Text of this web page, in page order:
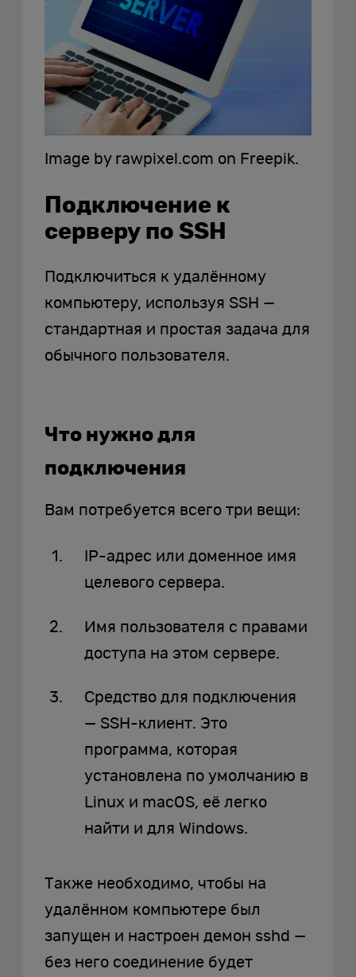
Image by rawpixel.com on Freepik.
Подключение к
серверу по SSH
Подключиться к удалённому
компьютеру, используя SSH —
стандартная и простая задача для
обычного пользователя.
Что нужно для
подключения
Вам потребуется всего три вещи:
IP-адрес или доменное имя
целевого сервера.
Имя пользователя с правами
доступа на этом сервере.
Средство для подключения
— SSH-клиент. Это
программа, которая
установлена по умолчанию в
Linux и macOS, её легко
найти и для Windows.
Также необходимо, чтобы на
удалённом компьютере был
запущен и настроен демон sshd —
без него соединение будет